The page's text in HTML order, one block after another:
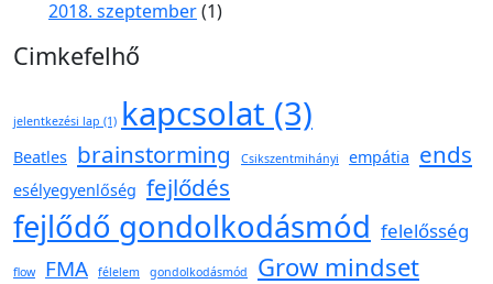
2018. szeptember(1)
Cimkefelhő
jelentkezési lap (1) kapcsolat (3)
Beatles brainstorming Csikszentmihányi empátia ends
esélyegyenlőség fejlődés
fejlődő gondolkodásmód felelősség
flow FMA félelem gondolkodásmód Grow mindset